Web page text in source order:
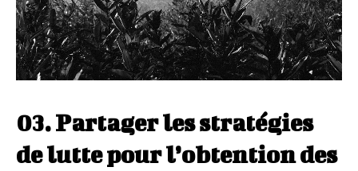
03. Partager les stratégies
de lutte pour l’obtention des